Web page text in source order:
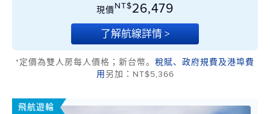
現價NT$26,479
了解航線詳情 >
*定價為雙人房每人價格；新台幣。 稅賦、政府規費及港埠費
用 另加：NT$5,366
飛航遊輪